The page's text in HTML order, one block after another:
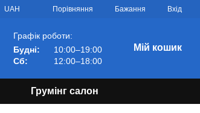
UAH Порівняння Бажання Вхід
Графік роботи:
Будні:
10:00–19:00
Сб:
12:00–18:00
Мій кошик
Грумінг салон